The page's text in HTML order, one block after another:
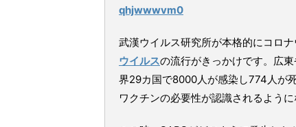
qhjwwwvm0
武漢ウイルス研究所が本格的にコロ
ウイルスの流行がきっかけです。広
界29カ国で8000人が感染し774人が
ワクチンの必要性が認識されるように